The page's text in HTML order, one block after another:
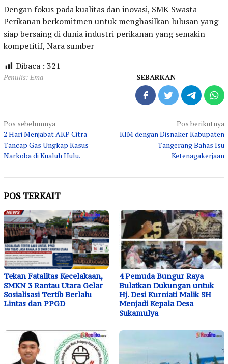
Dengan fokus pada kualitas dan inovasi, SMK Swasta
Perikanan berkomitmen untuk menghasilkan lulusan yang
siap bersaing di dunia industri perikanan yang semakin
kompetitif, Nara sumber
Dibaca : 321
Penulis: Ema SEBARKAN
Navigasi
pos
Pos sebelumnya
2 Hari Menjabat AKP Citra
Tancap Gas Ungkap Kasus
Narkoba di Kualuh Hulu.
Pos berikutnya
KIM dengan Disnaker Kabupaten
Tangerang Bahas Isu
Ketenagakerjaan
POS TERKAIT
Tekan Fatalitas Kecelakaan,
SMKN 3 Rantau Utara Gelar
Sosialisasi Tertib Berlalu
Lintas dan PPGD
4 Pemuda Bungur Raya
Bulatkan Dukungan untuk
Hj. Desi Kurniati Malik SH
Menjadi Kepala Desa
Sukamulya